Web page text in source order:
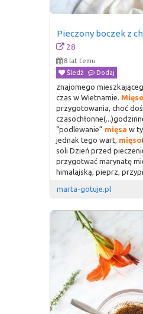
Pieczony boczek z
28
8 lat temu
Śledź
Dodaj
znajomego
czas w Wietnamie. Mięso
przygotowania, choć
“podlewanie” mięsa w
jednak tego wart, mięso
soli Dzień przed
przygotwać marynatę
himalajską, pieprz,
marta-gotuje.pl